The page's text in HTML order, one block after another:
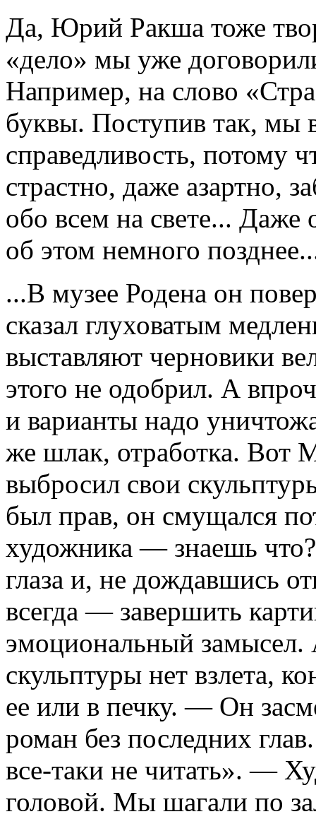
Да, Юрий Ракша тоже
«дело» мы уже
Например, на слово
буквы. Поступив так, мы
справедливость, потому
страстно, даже азартно,
обо всем на свете...
об этом немного
...В музее Родена он
сказал глуховатым
выставляют черновики
этого не одобрил. А
и варианты надо
же шлак, отработка.
выбросил свои
был прав, он смущался
художника — знаешь
глаза и, не дождавшись
всегда — завершить
эмоциональный
скульптуры нет взлета,
ее или в печку. — Он
роман без последних
все-таки не читать». —
головой. Мы шагали по